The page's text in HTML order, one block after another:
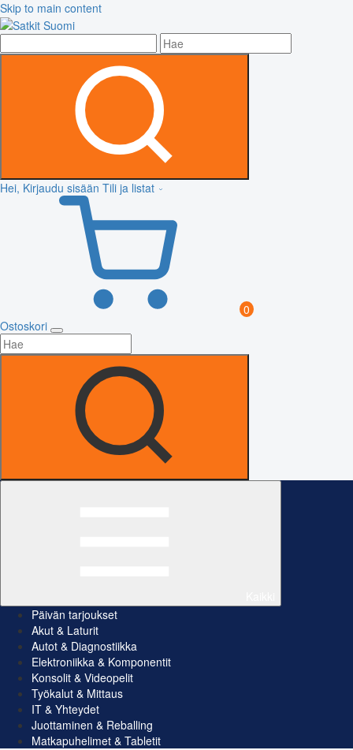
Skip to main content
Hei, Kirjaudu sisään Tili ja listat
0
Ostoskori
Päivän tarjoukset
Akut & Laturit
Autot & Diagnostiikka
Elektroniikka & Komponentit
Konsolit & Videopelit
Työkalut & Mittaus
IT & Yhteydet
Juottaminen & Reballing
Matkapuhelimet & Tabletit